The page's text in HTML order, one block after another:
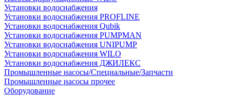
Установки водоснабжения
Установки водоснабжения PROFLINE
Установки водоснабжения Qubik
Установки водоснабжения PUMPMAN
Установки водоснабжения UNIPUMP
Установки водоснабжения WILO
Установки водоснабжения ДЖИЛЕКС
Промышленные насосы/Специальные/Запчасти
Промышленные насосы прочее
Оборудование